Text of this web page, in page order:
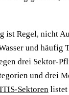
ist Regel, nicht
und häufig
drei Sektor-
und drei
Sektoren listet